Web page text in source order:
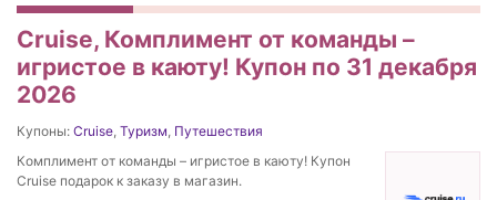
Cruise, Комплимент от команды –
игристое в каюту! Купон по 31 декабря
2026
Купоны: Cruise, Туризм, Путешествия
Комплимент от команды – игристое в каюту! Купон
Cruise подарок к заказу в магазин.